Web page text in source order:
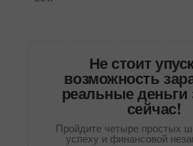
Не стоит
возможность
реальные деньги
сейчас!
Пройдите четыре простых
успеху и финансовой